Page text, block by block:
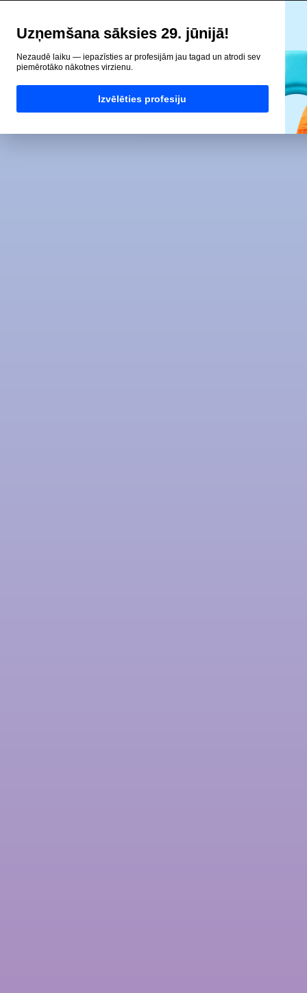
Uzņemšana sāksies 29. jūnijā!
Nezaudē laiku — iepazīsties ar profesijām jau tagad un atrodi sev
piemērotāko nākotnes virzienu.
Izvēlēties profesiju